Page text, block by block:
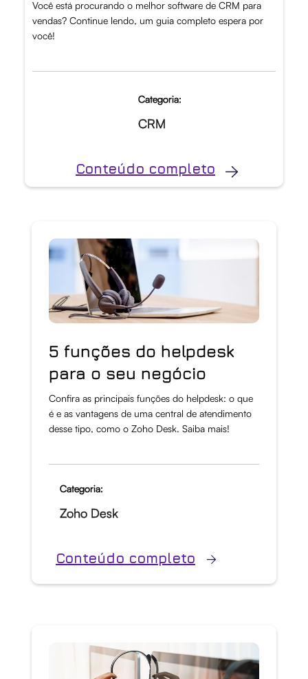
Você está procurando o melhor software de CRM para
vendas? Continue lendo, um guia completo espera por
você!
Categoria:
CRM
Conteúdo completo
5 funções do helpdesk
para o seu negócio
Confira as principais funções do helpdesk: o que
é e as vantagens de uma central de atendimento
desse tipo, como o Zoho Desk. Saiba mais!
Categoria:
Zoho Desk
Conteúdo completo